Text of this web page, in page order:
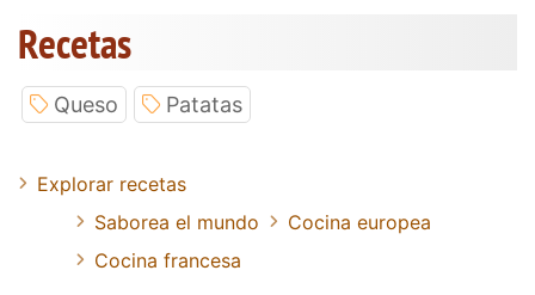
Recetas
Queso Patatas
Explorar recetas
Saborea el mundo
Cocina europea
Cocina francesa